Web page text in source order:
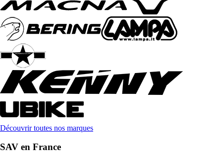
Découvrir toutes nos marques
SAV en France